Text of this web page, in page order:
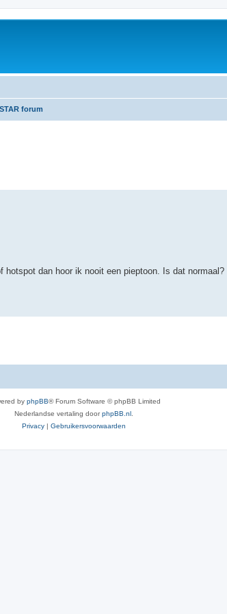
forum
dan hoor ik nooit een pieptoon. Is dat normaal?
by phpBB® Forum Software © phpBB Limited
Nederlandse vertaling doorphpBB.nl
Privacy | Gebruikersvoorwaarden